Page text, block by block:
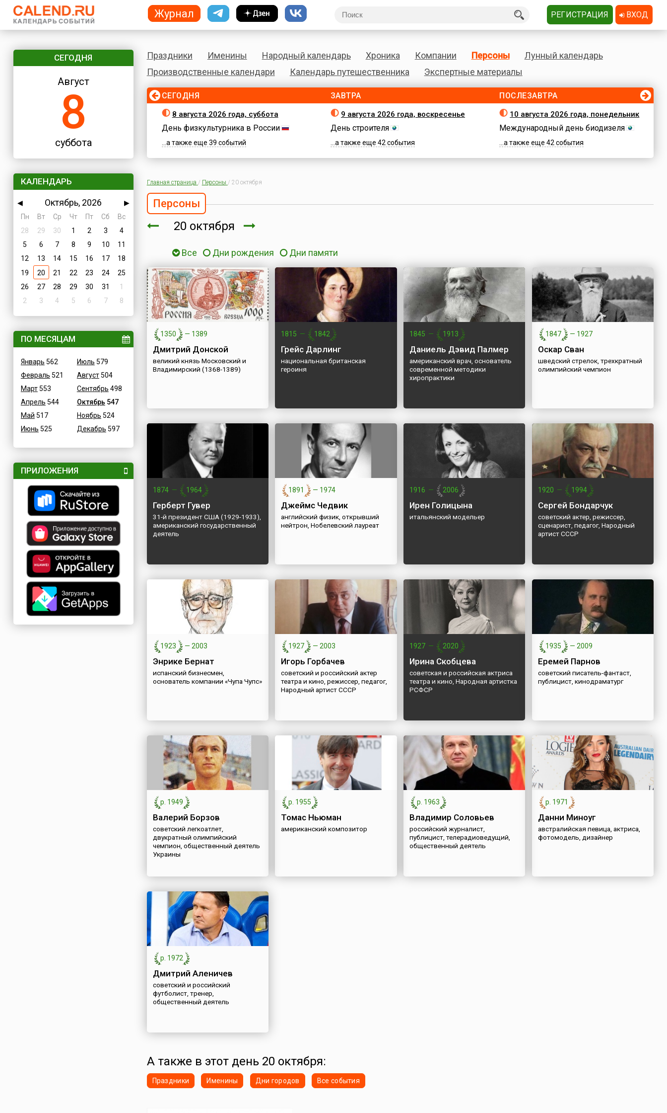
СЕГОДНЯ
Август
8
суббота
КАЛЕНДАРЬ
◀ Октябрь, 2026
▶
Пн
Вт Ср Чт Пт Сб
Вс
28
29 30 1 2 3
4
5
6 7 8 9 10
11
12
13 14 15 16 17
18
19
20 21 22 23 24
25
26
27 28 29 30 31
1
2
3 4 5 6 7 8
ПО МЕСЯЦАМ
Январь 562
Февраль 521
Март553
Апрель 544
Май 517
Июнь 525
Июль 579
Август504
Сентябрь 498
Октябрь 547
Ноябрь 524
Декабрь 597
ПРИЛОЖЕНИЯ
Праздники Именины Народный календарь Хроника Компании Персоны
Лунный календарь
Производственные календари
Календарь путешественника Экспертные материалы
СЕГОДНЯ
8 августа 2026 года, суббота
День физкультурника в России
...а также еще 39 событий
ЗАВТРА
9 августа 2026 года, воскресенье
День строителя
...а также еще 42 события
ПОСЛЕЗАВТРА
10 августа 2026 года, понедельник
Международный день биодизеля
...а также еще 42 события
Главная страница / Персоны / 20 октября
Персоны
20 октября
Все Дни рождения Дни памяти
1350 — 1389
Дмитрий Донской
великий князь Московский и
Владимирский (1368-1389)
1815 — 1842
Грейс Дарлинг
национальная британская
героиня
1845 — 1913
Даниель Дэвид Палмер
американский врач, основатель
современной методики
хиропрактики
1847 — 1927
Оскар Сван
шведский стрелок, трехкратный
олимпийский чемпион
1874 — 1964
Герберт Гувер
31-й президент США (1929-1933),
американский государственный
деятель
1891 — 1974
Джеймс Чедвик
английский физик, открывший
нейтрон, Нобелевский лауреат
1916 — 2006
Ирен Голицына
итальянский модельер
1920 — 1994
Сергей Бондарчук
советский актер, режиссер,
сценарист, педагог, Народный
артист СССР
1923 — 2003
Энрике Бернат
испанский бизнесмен,
основатель компании «Чупа Чупс»
1927 —2003
Игорь Горбачев
советский и российский актер
театра и кино, режиссер, педагог,
Народный артист СССР
1927 — 2020
Ирина Скобцева
советская и российская актриса
театра и кино, Народная артистка
РСФСР
1935 — 2009
Еремей Парнов
советский писатель-фантаст,
публицист, кинодраматург
р. 1949
Валерий Борзов
советский легкоатлет,
двукратный олимпийский
чемпион, общественный деятель
Украины
р. 1955
Томас Ньюман
американский композитор
р. 1963
Владимир Соловьев
российский журналист,
публицист, телерадиоведущий,
общественный деятель
р. 1971
Данни Миноуг
австралийская певица, актриса,
фотомодель, дизайнер
р. 1972
Дмитрий Аленичев
советский и российский
футболист, тренер,
общественный деятель
А также в этот день 20 октября:
Праздники Именины Дни городов Все события
Журнал РЕГИСТРАЦИЯ ВХОД